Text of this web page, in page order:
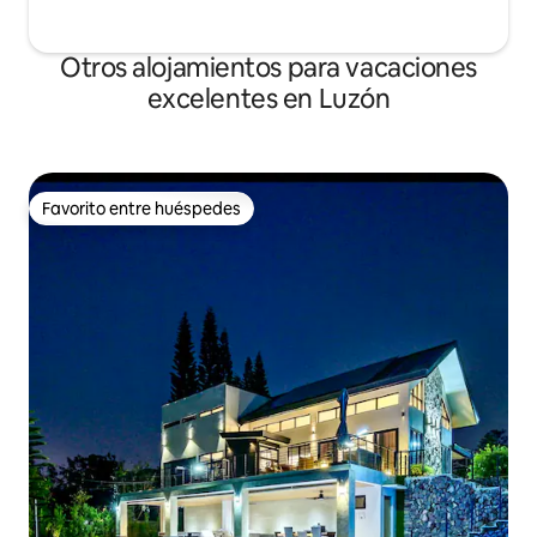
Otros alojamientos para vacaciones
excelentes en Luzón
Favorito entre huéspedes
Favorito entre huéspedes